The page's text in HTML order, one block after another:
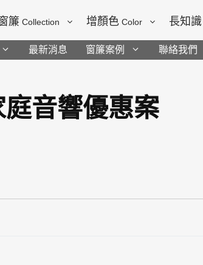
簾 Collection 增顏色 Color 長知識
最新消息 窗簾案例 聯絡我們
音響優惠案